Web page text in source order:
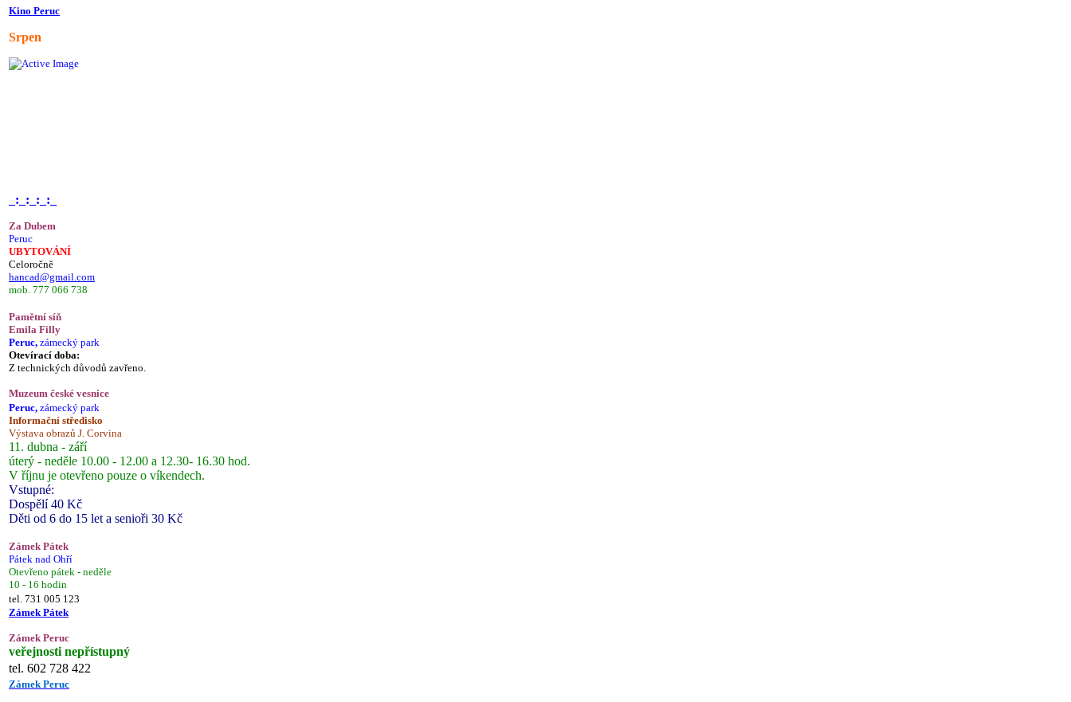
Kino Peruc
Srpen
_:_:_:_:_
Za Dubem
Peruc
UBYTOVÁNÍ
Celoročně
hancad@gmail.com
mob. 777 066 738
Pamětní síň
Emila Filly
Peruc, zámecký park
Otevírací doba:
Z technických důvodů zavřeno.
Muzeum české vesnice
Peruc, zámecký park
Informační středisko
Výstava obrazů J. Corvina
11. dubna - září
úterý - neděle 10.00 - 12.00 a 12.30- 16.30 hod.
V říjnu je otevřeno pouze o víkendech.
Vstupné:
Dospělí 40 Kč
Děti od 6 do 15 let a senioři 30 Kč
Zámek Pátek
Pátek nad Ohří
Otevřeno pátek - neděle
10 - 16 hodin
tel. 731 005 123
Zámek Pátek
Zámek Peruc
veřejnosti nepřístupný
tel. 602 728 422
Zámek Peruc